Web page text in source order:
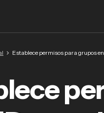
Establece permisos para grupos